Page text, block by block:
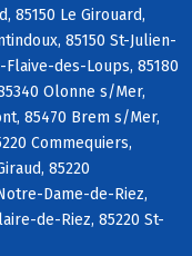
85150 Le Girouard,
85150 St-Julien-
Flaive-des-Loups, 85180
Olonne s/Mer,
85470 Brem s/Mer,
Commequiers,
85220
Dame-de-Riez,
de-Riez, 85220 St-